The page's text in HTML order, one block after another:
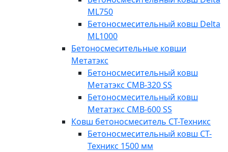
ML750
Бетоносмесительный ковш Delta
ML1000
Бетоносмесительные ковши
Метатэкс
Бетоносмесительный ковш
Метатэкс CMB-320 SS
Бетоносмесительный ковш
Метатэкс CMB-600 SS
Ковш бетоносмеситель СТ-Техникс
Бетоносмесительный ковш СТ-
Техникс 1500 мм